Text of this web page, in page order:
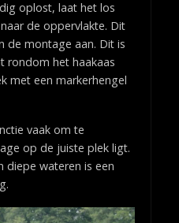
oplost, laat het los
de oppervlakte. Dit
de montage aan. Dit is
rondom het haakaas
met een markerhengel
vaak om te
op de juiste plek ligt.
diepe wateren is een